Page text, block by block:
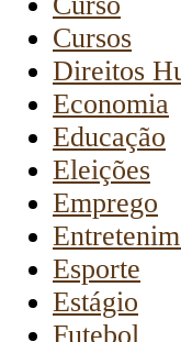
Cursos
Direitos
Economia
Educação
Eleições
Emprego
Esporte
Estágio
Futebol